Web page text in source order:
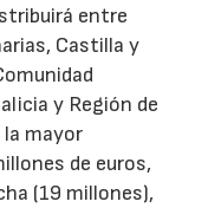
entre
Castilla y
y Región de
mayor
de euros,
(19 millones),